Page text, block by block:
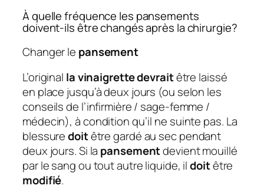
À quelle fréquence les pansements
doivent-ils être changés après la chirurgie?
Changer le pansement
L’original la vinaigrette devraitêtre laissé
en place jusqu’à deux jours (ou selon les
conseils de l’infirmière / sage-femme /
médecin), à condition qu’il ne suinte pas. La
blessuredoitêtre gardé au sec pendant
deux jours. Si la pansementdevient mouillé
par le sang ou tout autre liquide, ildoitêtre
modifié.